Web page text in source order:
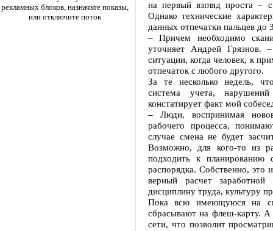
рекламных блоков, назначьте показы,
или отключите поток
на первый взгляд проста –
Однако технические
данных отпечатки пальцев до
– Причем необходимо
уточняет Андрей Грязнов.
ситуации, когда человек, к
отпечаток с любого другого.
За те несколько недель,
система учета,
констатирует факт мой
– Люди, воспринимая
рабочего процесса,
случае смена не будет
Возможно, для кого-то из
подходить к планированию
распорядка. Собственно, это
верный расчет
дисциплину труда, культуру
Пока всю имеющуюся на
сбрасывают на флеш-карту. А
сети, что позволит